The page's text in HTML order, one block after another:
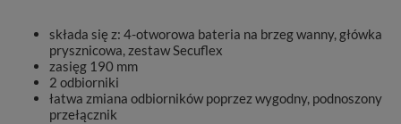
składa się z: 4-otworowa bateria na brzeg wanny, główka
prysznicowa, zestaw Secuflex
zasięg 190 mm
2 odbiorniki
łatwa zmiana odbiorników poprzez wygodny, podnoszony
przełącznik